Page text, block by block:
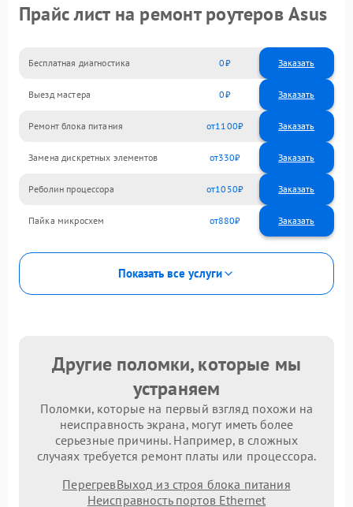
Прайс лист на ремонт роутеров Asus
Бесплатная диагностика 0 Заказать
Выезд мастера 0 Заказать
Ремонт блока питания 1100
Замена дискретных элементов 330
Реболин процессора 1050
Пайка микросхем 880
Показать все услуги
Другие поломки, которые мы
устраняем
Поломки, которые на первый взгляд похожи на
неисправность экрана, могут иметь более
серьезные причины. Например, в сложных
случаях требуется ремонт платы или процессора.
ПерегревВыход из строя блока питания
Неисправность портов Ethernet